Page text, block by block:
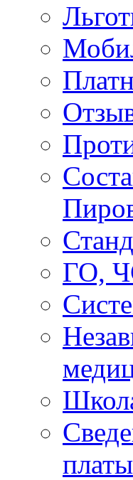
ГО,
платы